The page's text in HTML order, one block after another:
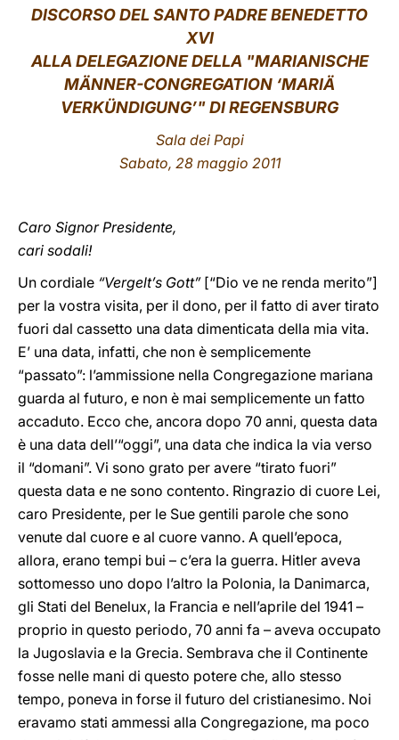
LATINE
DISCORSODEL SANTO PADRE BENEDETTO
XVI
ALLA DELEGAZIONE DELLA "MARIANISCHE
MÄNNER-CONGREGATION ‘MARIÄ
VERKÜNDIGUNG’" DI REGENSBURG
Sala dei Papi
Sabato, 28 maggio 2011
Caro Signor Presidente,
cari sodali!
Un cordiale “Vergelt’s Gott” [“Dio ve ne renda merito”]
per la vostra visita, per il dono, per il fatto di aver tirato
fuori dal cassetto una data dimenticata della mia vita.
E’ una data, infatti, che non è semplicemente
“passato”: l’ammissione nella Congregazione mariana
guarda al futuro, e non è mai semplicemente un fatto
accaduto. Ecco che, ancora dopo 70 anni, questa data
è una data dell’“oggi”, una data che indica la via verso
il “domani”. Vi sono grato per avere “tirato fuori”
questa data e ne sono contento. Ringrazio di cuore Lei,
caro Presidente, per le Sue gentili parole che sono
venute dal cuore e al cuore vanno. A quell’epoca,
allora, erano tempi bui – c’era la guerra. Hitler aveva
sottomesso uno dopo l’altro la Polonia, la Danimarca,
gli Stati del Benelux, la Francia e nell’aprile del 1941 –
proprio in questo periodo, 70 anni fa – aveva occupato
la Jugoslavia e la Grecia. Sembrava che il Continente
fosse nelle mani di questo potere che, allo stesso
tempo, poneva in forse il futuro del cristianesimo. Noi
eravamo stati ammessi alla Congregazione, ma poco